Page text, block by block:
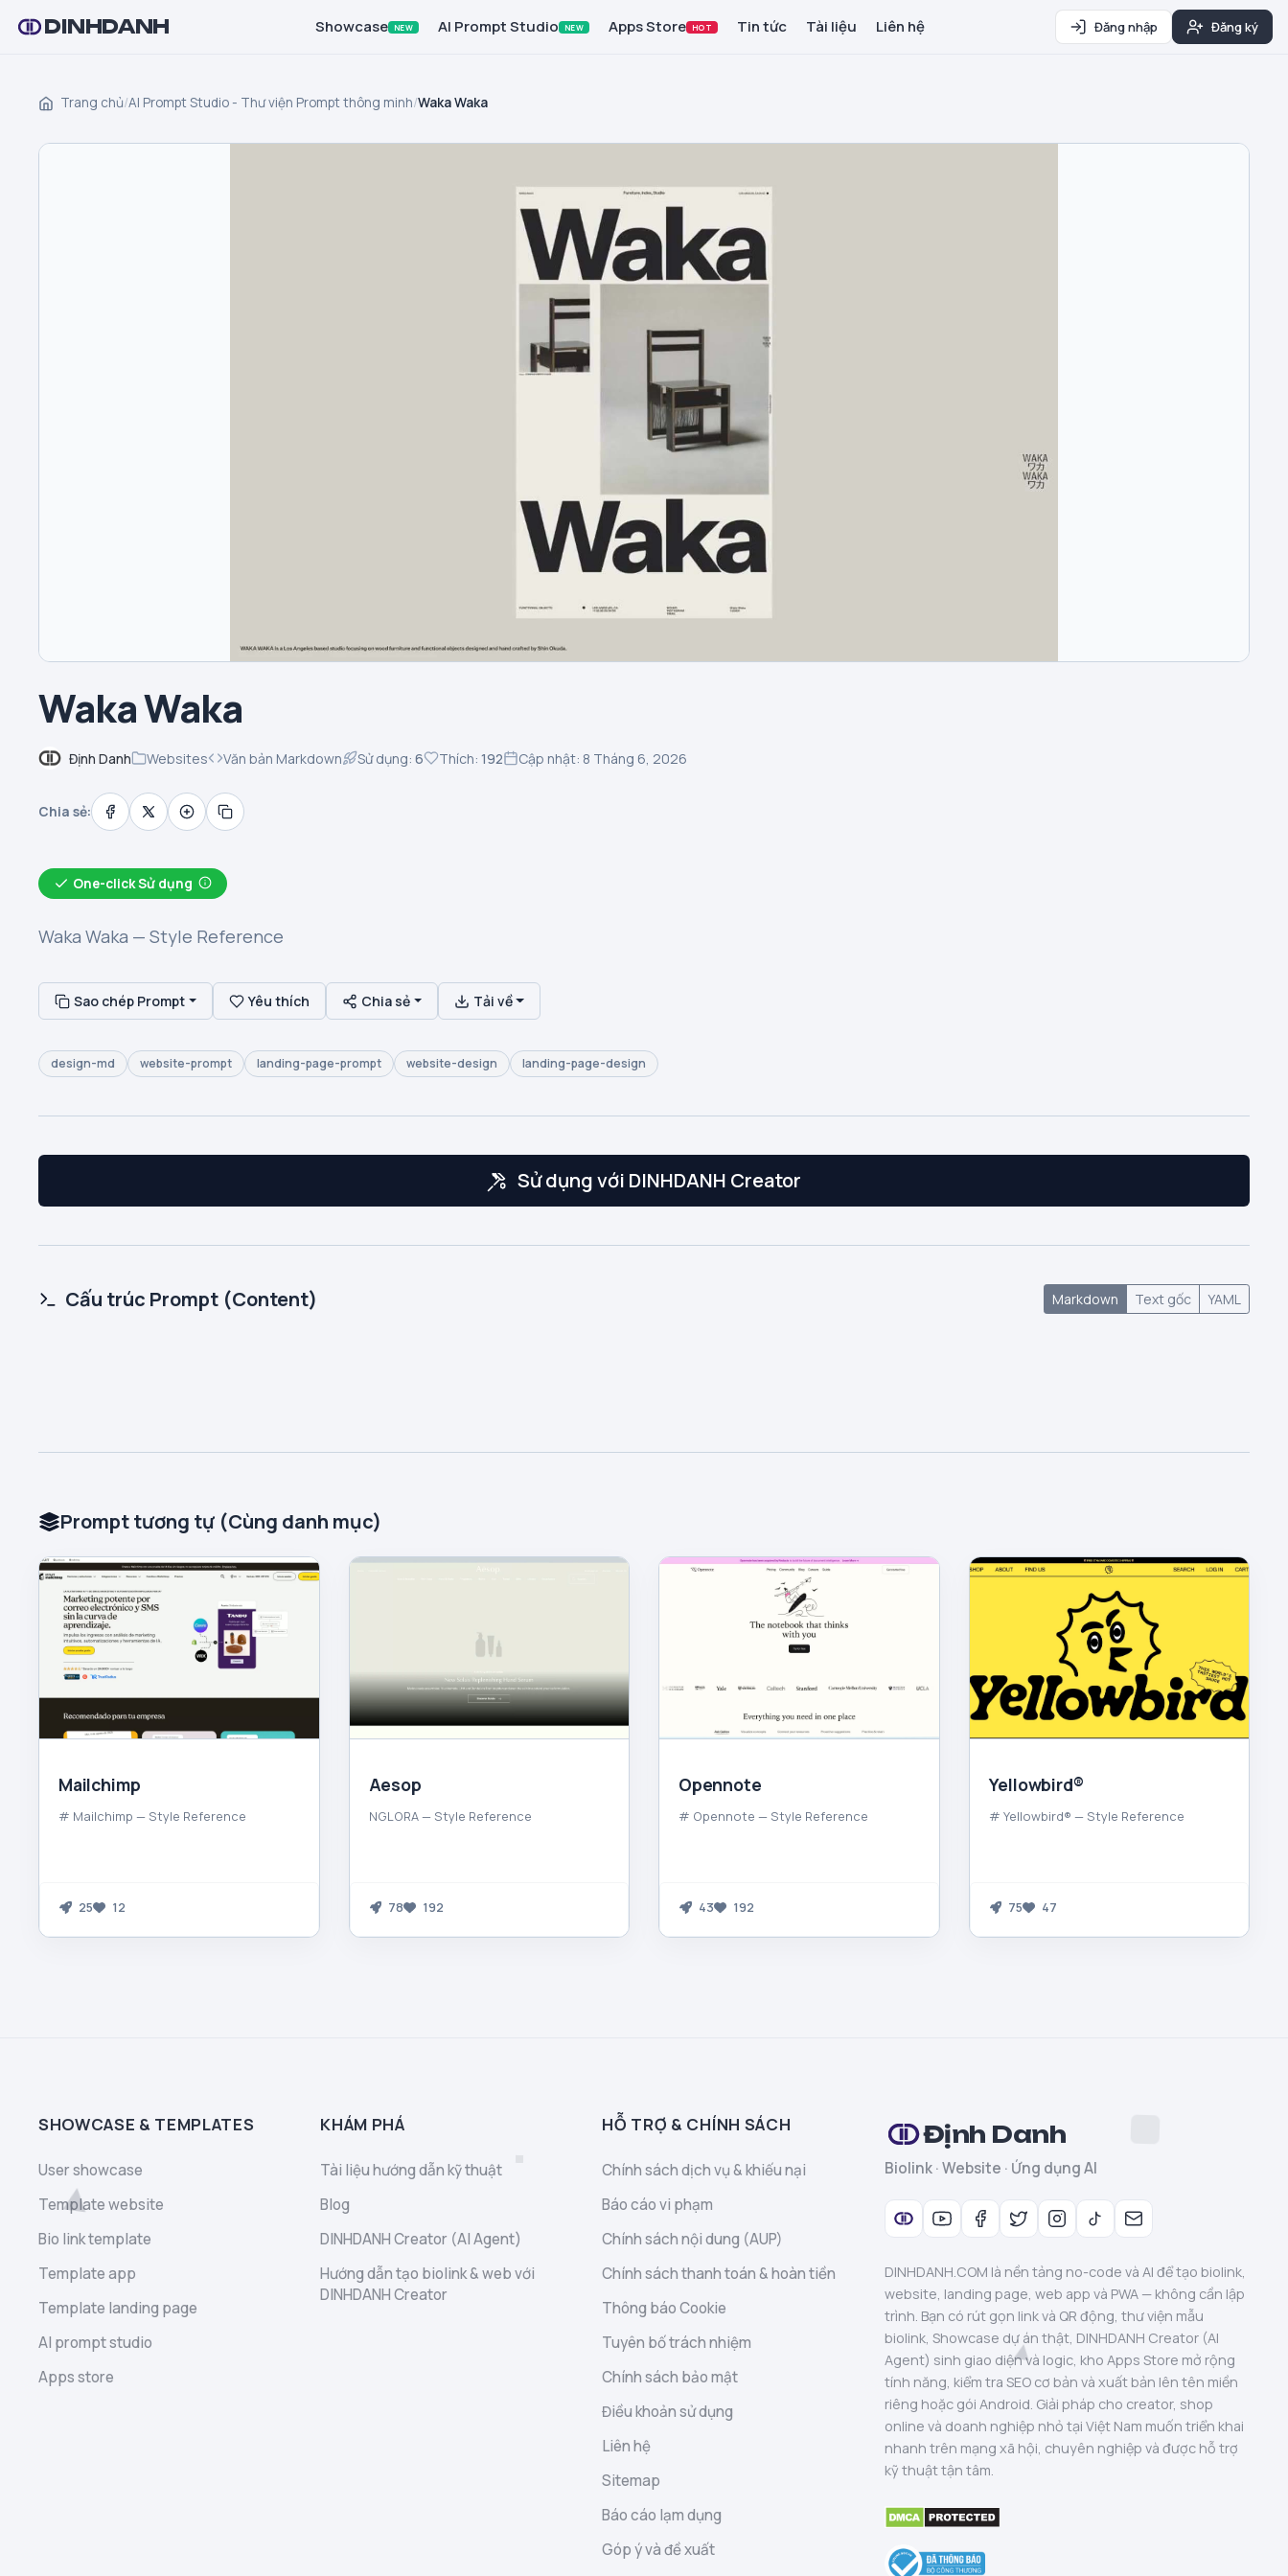
DINHDANH Showcase NEW AI Prompt Studio NEW Apps Store HOT Tin tức Tài liệu Liên hệ Đăng nhập Đăng ký
Trang chủ/AI Prompt Studio - Thư viện Prompt thông minh/Waka Waka
Waka Waka
Định Danh Websites Văn bản Markdown Sử dụng: 6 Thích: 192 Cập nhật: 8 Tháng 6, 2026
Chia sẻ:
One-click Sử dụng
Waka Waka — Style Reference
Sao chép Prompt Yêu thích Chia sẻ Tải về
design-md website-prompt landing-page-prompt website-design landing-page-design
Sử dụng với DINHDANH Creator
Cấu trúc Prompt (Content) Markdown Text gốc YAML
Prompt tương tự (Cùng danh mục)
Mailchimp
# Mailchimp — Style Reference
25 12
Aesop
NGLORA — Style Reference
78 192
Opennote
# Opennote — Style Reference
43 192
Yellowbird®
# Yellowbird® — Style Reference
75 47
SHOWCASE & TEMPLATES
User showcase
Template website
Bio link template
Template app
Template landing page
AI prompt studio
Apps store
KHÁM PHÁ
Tài liệu hướng dẫn kỹ thuật
Blog
DINHDANH Creator (AI Agent)
Hướng dẫn tạo biolink & web với
DINHDANH Creator
HỖ TRỢ & CHÍNH SÁCH
Chính sách dịch vụ & khiếu nại
Báo cáo vi phạm
Chính sách nội dung (AUP)
Chính sách thanh toán & hoàn tiền
Thông báo Cookie
Tuyên bố trách nhiệm
Chính sách bảo mật
Điều khoản sử dụng
Liên hệ
Sitemap
Báo cáo lạm dụng
Góp ý và đề xuất
Định Danh
Biolink · Website · Ứng dụng AI
DINHDANH.COM là nền tảng no-code và AI để tạo biolink,
website, landing page, web app và PWA — không cần lập
trình. Bạn có rút gọn link và QR động, thư viện mẫu
biolink, Showcase dự án thật, DINHDANH Creator (AI
Agent) sinh giao diện và logic, kho Apps Store mở rộng
tính năng, kiểm tra SEO cơ bản và xuất bản lên tên miền
riêng hoặc gói Android. Giải pháp cho creator, shop
online và doanh nghiệp nhỏ tại Việt Nam muốn triển khai
nhanh trên mạng xã hội, chuyên nghiệp và được hỗ trợ
kỹ thuật tận tâm.